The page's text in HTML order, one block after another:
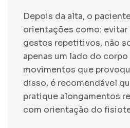
Depois da alta, o
orientações como:
gestos repetitivos, não
apenas um lado do
movimentos que
disso, é recomendável
pratique alongamentos
com orientação do